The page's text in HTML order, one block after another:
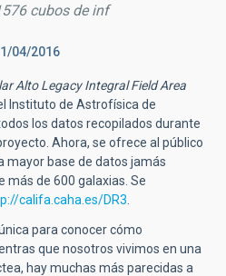
cubos de inf
04/2016
Alto Legacy Integral Field Area
Instituto de Astrofísica de
los datos recopilados durante
Ahora, se ofrece al público
mayor base de datos jamás
de 600 galaxias. Se
califa.caha.es/DR3
para conocer cómo
que nosotros vivimos en una
hay muchas más parecidas a